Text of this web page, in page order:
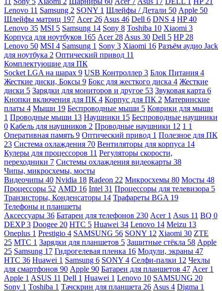
Lenovo 11 Samsung 2 SONY 1 Шлейфы / Детали 50 Apple 50
Шлейфы матриц 197 Acer 26 Asus 46 Dell 6 DNS 4 HP40
Lenovo 35 MSI 5 Samsung 14 Sony 8 Toshiba 10 Xiaomi 3
Корпуса для ноутбуков 165 Acer 28 Asus 30 Dell 5 HP 28
Lenovo 50 MSI 4 Samsung 1 Sony 3 Xiaomi 16 Разъём аудио Jack
для ноутбука 2 Оптический привод 11
Комплектующие для ПК
Socket LGA на шарах 9 USB Контроллер 3 Блок Питания 4
Жесткие диски, Боксы 9 Бокс для жесткого диска 4 Жесткие
диски 5 Зарядки для мониторов и другое 53 Звуковая карта 6
Кнопки включения для ПК 4 Корпус для ПК 2 Материнские
платы 4 Мыши 19 Беспроводные мыши 5 Коврики для мыши
1 Проводные мыши 13 Наушники 15 Беспроводные наушники
0 Кабель для наушников 2 Проводные наушники 12 1 1
Оперативная память 9 Оптический привод 1 Полезное для ПК
23 Система охлаждения 70 Вентиляторы для корпуса 14
Кулеры для процессоров 11 Регуляторы скорости,
переходники 7 Системы охлаждения видеокарты 38
Чипы, микросхемы, мосты
Видеочипы 40 Nvidia 18 Radeon 22 Микросхемы 80 Мосты 48
Процессоры 52 AMD 16 Intel 31 Процессоры для телевизора 5
Транзисторы, Конденсаторы 14 Трафареты BGA 19
Телефоны и планшеты
Аксессуары 36 Батареи для телефонов 230 Acer 1 Asus 11 BQ 0
DEXP3 Doogee 20 HTC 5 Huawei 34 Lenovo 14 Meizu 13
Oneplus 1 Prestigio 4 SAMSUNG 56 SONY 12 Xiaomi 30 ZTE
25 МТС 1 Зарядки для планшетов 5 Защитные стёкла 58 Apple
25 Samsung 17 Гидрогелевая пленка 16 Модули, экраны 47
HTC 36 Huawei 1 Samsung 6 SONY 4 Селфи-палки 12 Чехлы
для смартфонов 90 Apple 90 Батареи для планшетов 47 Acer 1
Apple 1 ASUS 11 Dell 1 Huawei 1 Lenovo 10 SAMSUNG 20
Sony 1 Toshiba 1 Тачскрин для планшета 26 Asus 4 Digma 1